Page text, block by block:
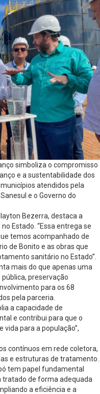
simboliza o compromisso
e a sustentabilidade dos
atendidos pela
e o Governo do
Bezerra, destaca a
Estado. “Essa entrega se
temos acompanhado de
de Bonito e as obras que
sanitário no Estado”.
mais do que apenas uma
preservação
para os 68
pela parceria.
a capacidade de
e contribui para que o
para a população”,
contínuos em rede coletora,
e estruturas de tratamento.
tem papel fundamental
tratado de forma adequada
a eficiência e a